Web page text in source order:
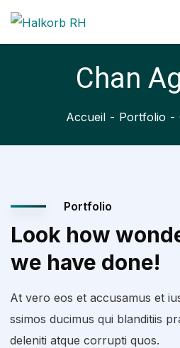
Chan
Accueil Portfolio
Portfolio
Look how
we have done!
At vero eos et accusamus et
ssimos ducimus qui blanditiis
deleniti atque corrupti quos.